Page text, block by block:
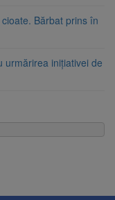
Bărbat prins în
urmărirea inițiativei de